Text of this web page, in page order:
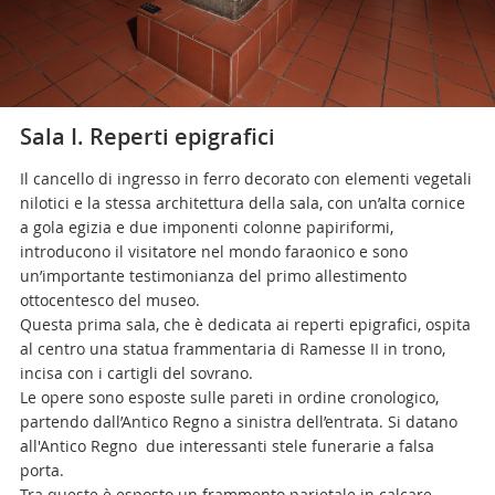
Sala I. Reperti epigrafici
Il cancello di ingresso in ferro decorato con elementi vegetali
nilotici e la stessa architettura della sala, con un’alta cornice
a gola egizia e due imponenti colonne papiriformi,
introducono il visitatore nel mondo faraonico e sono
un’importante testimonianza del primo allestimento
ottocentesco del museo.
Questa prima sala, che è dedicata ai reperti epigrafici, ospita
al centro una statua frammentaria di Ramesse II in trono,
incisa con i cartigli del sovrano.
Le opere sono esposte sulle pareti in ordine cronologico,
partendo dall’Antico Regno a sinistra dell’entrata. Si datano
all'Antico Regno due interessanti stele funerarie a falsa
porta.